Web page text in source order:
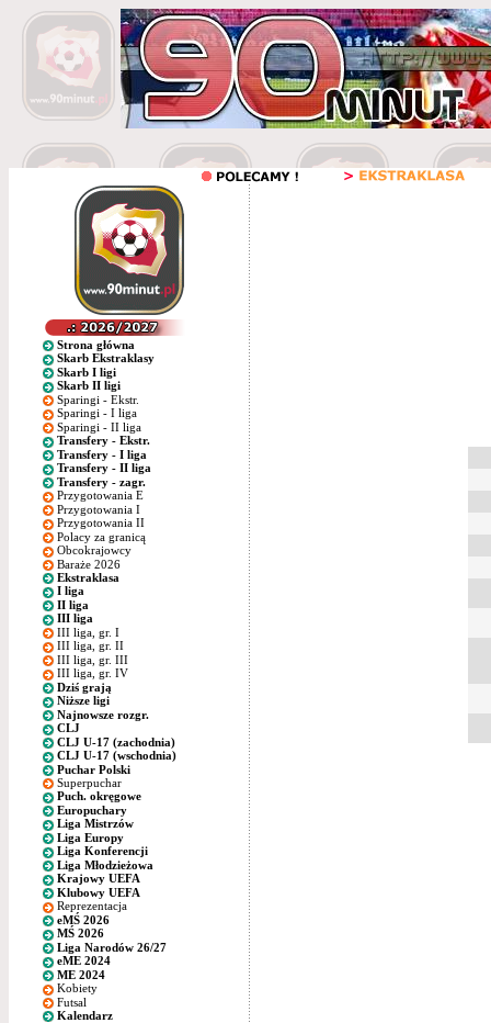
Strona główna
Skarb Ekstraklasy
Skarb I ligi
Skarb II ligi
Sparingi - Ekstr.
Sparingi - I liga
Sparingi - II liga
Transfery - Ekstr.
Transfery - I liga
Transfery - II liga
Transfery - zagr.
Przygotowania E
Przygotowania I
Przygotowania II
Polacy za granicą
Obcokrajowcy
Baraże 2026
Ekstraklasa
I liga
II liga
III liga
III liga, gr. I
III liga, gr. II
III liga, gr. III
III liga, gr. IV
Dziś grają
Niższe ligi
Najnowsze rozgr.
CLJ
CLJ U-17 (zachodnia)
CLJ U-17 (wschodnia)
Puchar Polski
Superpuchar
Puch. okręgowe
Europuchary
Liga Mistrzów
Liga Europy
Liga Konferencji
Liga Młodzieżowa
Krajowy UEFA
Klubowy UEFA
Reprezentacja
eMŚ 2026
MŚ 2026
Liga Narodów 26/27
eME 2024
ME 2024
Kobiety
Futsal
Kalendarz